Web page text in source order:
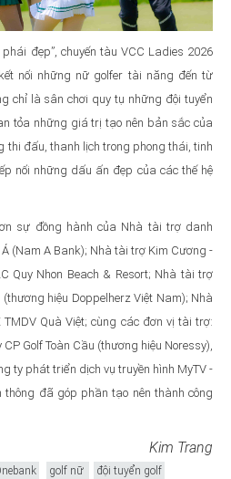
đẹp”, chuyến tàu VCC Ladies 2026
nối những nữ golfer tài năng đến từ
chỉ là sân chơi quy tụ những đội tuyển
tỏa những giá trị tạo nên bản sắc của
thi đấu, thanh lịch trong phong thái, tinh
nối những dấu ấn đẹp của các thế hệ
sự đồng hành của Nhà tài trợ danh
(Nam A Bank); Nhà tài trợ Kim Cương -
Quy Nhon Beach & Resort; Nhà tài trợ
hiệu Doppelherz Việt Nam); Nhà
Quà Việt; cùng các đơn vị tài trợ:
Golf Toàn Cầu (thương hiệu Noressy),
ty phát triển dịch vụ truyền hình MyTV -
thông đã góp phần tạo nên thành công
Kim Trang
golf nữ đội tuyển golf